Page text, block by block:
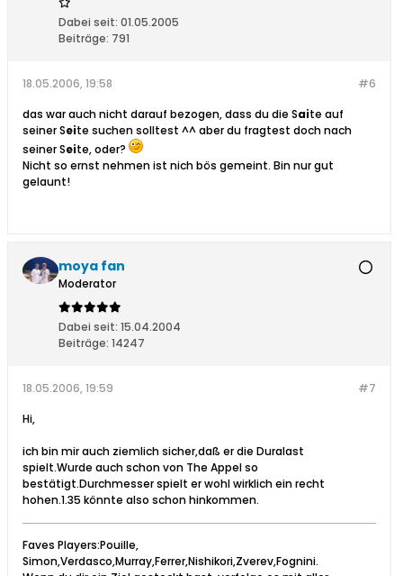
Dabei seit: 01.05.2005
Beiträge: 791
#6
18.05.2006, 19:58
das war auch nicht darauf bezogen, dass du die Saite auf
seiner Seite suchen solltest ^^ aber du fragtest doch nach
seiner Seite, oder?
Nicht so ernst nehmen ist nich bös gemeint. Bin nur gut
gelaunt!
moya fan
Moderator
Dabei seit: 15.04.2004
Beiträge: 14247
#7
18.05.2006, 19:59
Hi,
ich bin mir auch ziemlich sicher,daß er die Duralast
spielt.Wurde auch schon von The Appel so
bestätigt.Durchmesser spielt er wohl wirklich ein recht
hohen.1.35 könnte also schon hinkommen.
Faves Players:Pouille,
Simon,Verdasco,Murray,Ferrer,Nishikori,Zverev,Fognini.